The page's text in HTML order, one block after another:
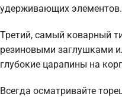
удерживающих элементов.
Третий, самый коварный
резиновыми заглушками
глубокие царапины на
Всегда осматривайте